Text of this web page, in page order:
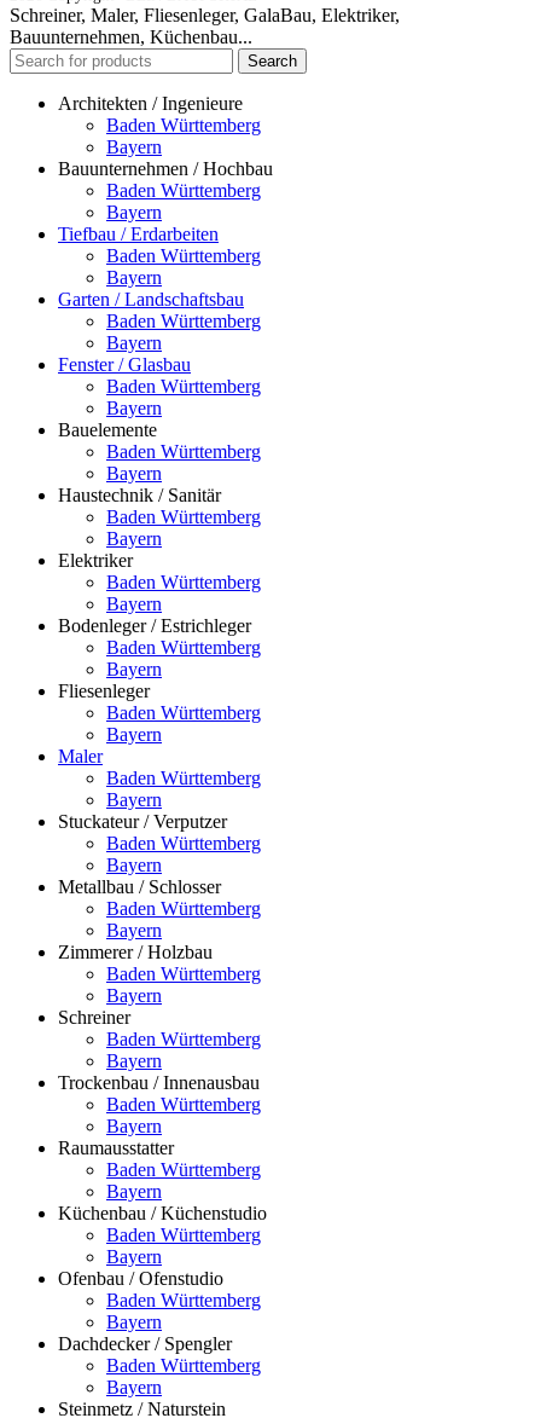
Schreiner, Maler, Fliesenleger, GalaBau, Elektriker,
Bauunternehmen, Küchenbau...
Search
Architekten / Ingenieure
Baden Württemberg
Bayern
Bauunternehmen / Hochbau
Baden Württemberg
Bayern
Tiefbau / Erdarbeiten
Baden Württemberg
Bayern
Garten / Landschaftsbau
Baden Württemberg
Bayern
Fenster / Glasbau
Baden Württemberg
Bayern
Bauelemente
Baden Württemberg
Bayern
Haustechnik / Sanitär
Baden Württemberg
Bayern
Elektriker
Baden Württemberg
Bayern
Bodenleger / Estrichleger
Baden Württemberg
Bayern
Fliesenleger
Baden Württemberg
Bayern
Maler
Baden Württemberg
Bayern
Stuckateur / Verputzer
Baden Württemberg
Bayern
Metallbau / Schlosser
Baden Württemberg
Bayern
Zimmerer / Holzbau
Baden Württemberg
Bayern
Schreiner
Baden Württemberg
Bayern
Trockenbau / Innenausbau
Baden Württemberg
Bayern
Raumausstatter
Baden Württemberg
Bayern
Küchenbau / Küchenstudio
Baden Württemberg
Bayern
Ofenbau / Ofenstudio
Baden Württemberg
Bayern
Dachdecker / Spengler
Baden Württemberg
Bayern
Steinmetz / Naturstein